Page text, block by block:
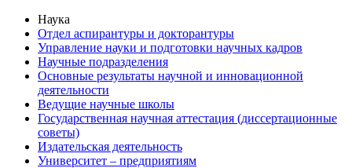
Наука
Отдел аспирантуры и докторантуры
Управление науки и подготовки научных кадров
Научные подразделения
Основные результаты научной и инновационной
деятельности
Ведущие научные школы
Государственная научная аттестация (диссертационные
советы)
Издательская деятельность
Университет – предприятиям